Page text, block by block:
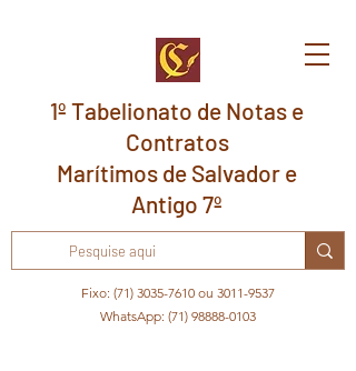
1º Tabelionato de Notas e
Contratos
Marítimos de Salvador e
Antigo 7º
Fixo: (71) 3035-7610 ou 3011-9537
WhatsApp: (71) 98888-0103